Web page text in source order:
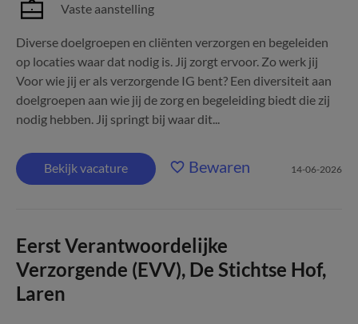
Vaste aanstelling
Diverse doelgroepen en cliënten verzorgen en begeleiden
op locaties waar dat nodig is. Jij zorgt ervoor. Zo werk jij
Voor wie jij er als verzorgende IG bent? Een diversiteit aan
doelgroepen aan wie jij de zorg en begeleiding biedt die zij
nodig hebben. Jij springt bij waar dit...
Bekijk vacature Bewaren 14-06-2026
Eerst Verantwoordelijke
Verzorgende (EVV), De Stichtse Hof,
Laren